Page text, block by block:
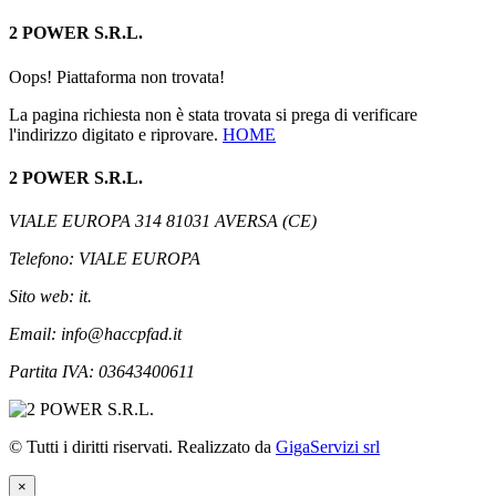
2 POWER S.R.L.
Oops! Piattaforma non trovata!
La pagina richiesta non è stata trovata si prega di verificare
l'indirizzo digitato e riprovare. HOME
2 POWER S.R.L.
VIALE EUROPA 314 81031 AVERSA (CE)
Telefono: VIALE EUROPA
Sito web: it.
Email: info@haccpfad.it
Partita IVA: 03643400611
© Tutti i diritti riservati. Realizzato da GigaServizi srl
×